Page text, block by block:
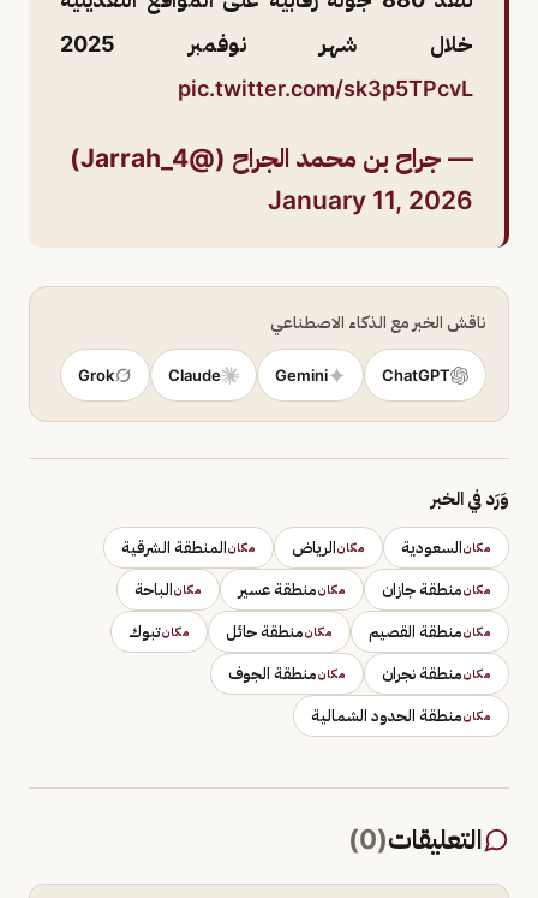
خلال شهر نوفمبر 2025
pic.twitter.com/sk3p5TPcvL
— جراح بن محمد الجراح (@Jarrah_4)
January 11, 2026
ناقش الخبر مع الذكاء الاصطناعي
ChatGPT
Gemini
Claude
Grok
وَرَد في الخبر
مكانالسعودية مكانالرياض مكانالمنطقة الشرقية
مكانمنطقة جازان مكانمنطقة عسير مكانالباحة
مكانمنطقة القصيم مكانمنطقة حائل مكانتبوك
مكانمنطقة نجران مكانمنطقة الجوف
مكانمنطقة الحدود الشمالية
التعليقات(
0
)